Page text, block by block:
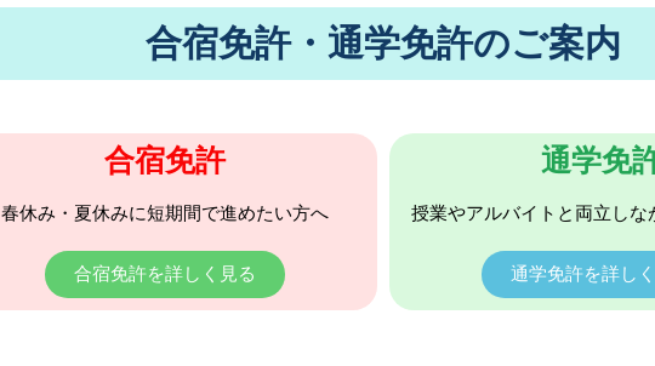
合宿免許・通学免許のご案内
合宿免許
春休み・夏休みに短期間で進めたい方へ
合宿免許を詳しく見る
通学免
授業やアルバイトと両立しな
通学免許を詳し